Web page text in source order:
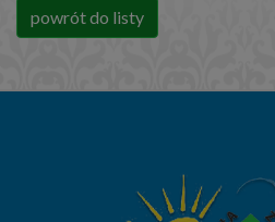
powrót do listy